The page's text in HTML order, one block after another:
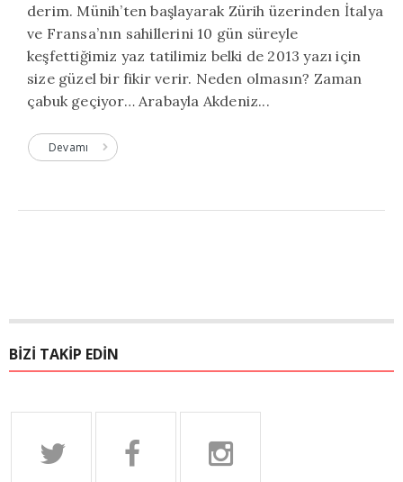
derim. Münih’ten başlayarak Zürih üzerinden İtalya
ve Fransa’nın sahillerini 10 gün süreyle
keşfettiğimiz yaz tatilimiz belki de 2013 yazı için
size güzel bir fikir verir. Neden olmasın? Zaman
çabuk geçiyor… Arabayla Akdeniz...
Devamı
BIZI TAKIP EDIN